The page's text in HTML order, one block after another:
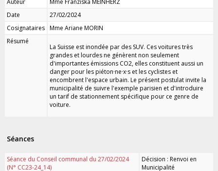
Auteur
Mme Franziska MEINHERZ
Date
27/02/2024
Cosignataires Mme Ariane MORIN
Résumé
La Suisse est inondée par des SUV. Ces voitures très
grandes et lourdes ne génèrent non seulement
d'importantes émissions CO2, elles constituent aussi un
danger pour les piéton·ne·x·s et les cyclistes et
encombrent l'espace urbain. Le présent postulat invite la
municipalité de suivre l'exemple parisien et d'introduire
un tarif de stationnement spécifique pour ce genre de
voiture.
Séances
Séance du Conseil communal du 27/02/2024
(N° CC23-24_14)
Décision : Renvoi en
Municipalité